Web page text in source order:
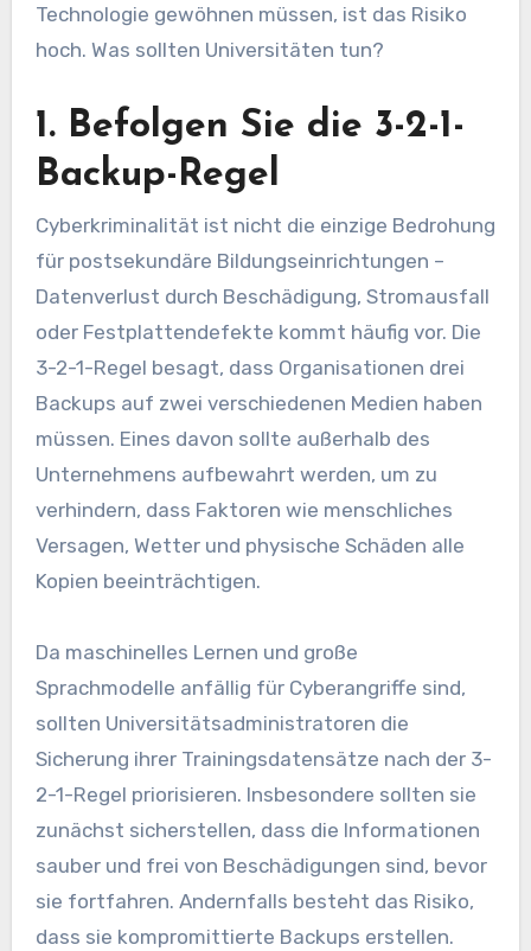
Technologie gewöhnen müssen, ist das Risiko
hoch. Was sollten Universitäten tun?
1. Befolgen Sie die 3-2-1-
Backup-Regel
Cyberkriminalität ist nicht die einzige Bedrohung
für postsekundäre Bildungseinrichtungen –
Datenverlust durch Beschädigung, Stromausfall
oder Festplattendefekte kommt häufig vor. Die
3-2-1-Regel besagt, dass Organisationen drei
Backups auf zwei verschiedenen Medien haben
müssen. Eines davon sollte außerhalb des
Unternehmens aufbewahrt werden, um zu
verhindern, dass Faktoren wie menschliches
Versagen, Wetter und physische Schäden alle
Kopien beeinträchtigen.
Da maschinelles Lernen und große
Sprachmodelle anfällig für Cyberangriffe sind,
sollten Universitätsadministratoren die
Sicherung ihrer Trainingsdatensätze nach der 3-
2-1-Regel priorisieren. Insbesondere sollten sie
zunächst sicherstellen, dass die Informationen
sauber und frei von Beschädigungen sind, bevor
sie fortfahren. Andernfalls besteht das Risiko,
dass sie kompromittierte Backups erstellen.